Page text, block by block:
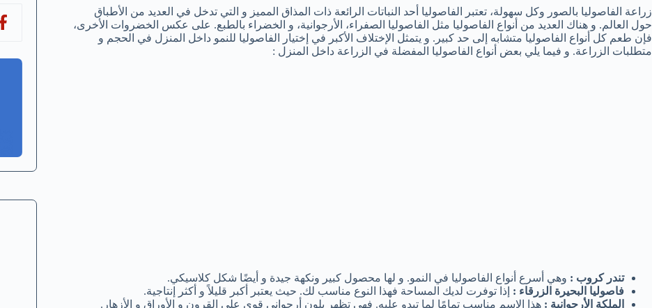
زراعة الفاصوليا بالصور وكل سهولة، تعتبر الفاصوليا أحد النباتات الرائعة ذات المذاق المميز و التي تدخل في العديد من الأطباق
حول العالم. و هناك العديد من أنواع الفاصوليا مثل الفاصوليا الصفراء، الأرجوانية، و الخضراء بالطبع. على عكس الخضروات الأخرى،
فإن طعم كل أنواع الفاصوليا متشابه إلى حد كبير. و يتمثل الإختلاف الأكبر في إختيار الفاصوليا للنمو داخل المنزل في الحجم و
متطلبات الزراعة. و فيما يلي بعض أنواع الفاصوليا المفضلة في الزراعة داخل المنزل :
تندر كروب : وهي أسرع أنواع الفاصوليا في النمو. و لها محصول كبير ونكهة جيدة و أيضًا شكل كلاسيكي.
فاصوليا البحيرة الزرقاء : إذا توفرت لديك المساحة فهذا النوع مناسب لك. حيث يعتبر أكبر قليلاً و أكثر إنتاجية.
الملكة الأرجوانية : هذا الإسم مناسب تمامًا لما تبدو عليه. فهي تظهر بلون أرجواني قوي على القرون و الأوراق و الأزهار.